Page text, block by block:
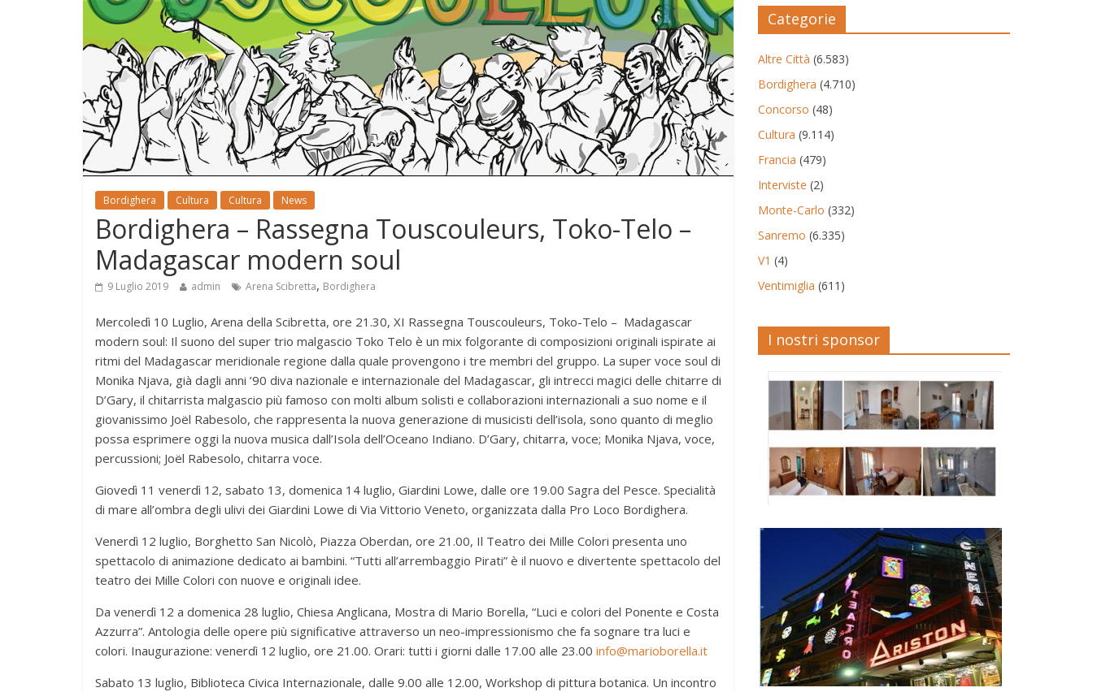
Bordighera Cultura Cultura News
Bordighera – Rassegna Touscouleurs, Toko-Telo –
Madagascar modern soul
9 Luglio 2019 admin Arena Scibretta, Bordighera
Mercoledì 10 Luglio, Arena della Scibretta, ore 21.30, XI Rassegna Touscouleurs, Toko-Telo – Madagascar
modern soul: Il suono del super trio malgascio Toko Telo è un mix folgorante di composizioni originali ispirate ai
ritmi del Madagascar meridionale regione dalla quale provengono i tre membri del gruppo. La super voce soul di
Monika Njava, già dagli anni ’90 diva nazionale e internazionale del Madagascar, gli intrecci magici delle chitarre di
D’Gary, il chitarrista malgascio più famoso con molti album solisti e collaborazioni internazionali a suo nome e il
giovanissimo Joël Rabesolo, che rappresenta la nuova generazione di musicisti dell’isola, sono quanto di meglio
possa esprimere oggi la nuova musica dall’Isola dell’Oceano Indiano. D’Gary, chitarra, voce; Monika Njava, voce,
percussioni; Joël Rabesolo, chitarra voce.
Giovedì 11 venerdì 12, sabato 13, domenica 14 luglio, Giardini Lowe, dalle ore 19.00 Sagra del Pesce. Specialità
di mare all’ombra degli ulivi dei Giardini Lowe di Via Vittorio Veneto, organizzata dalla Pro Loco Bordighera.
Venerdì 12 luglio, Borghetto San Nicolò, Piazza Oberdan, ore 21.00, Il Teatro dei Mille Colori presenta uno
spettacolo di animazione dedicato ai bambini. “Tutti all’arrembaggio Pirati” è il nuovo e divertente spettacolo del
teatro dei Mille Colori con nuove e originali idee.
Da venerdì 12 a domenica 28 luglio, Chiesa Anglicana, Mostra di Mario Borella, “Luci e colori del Ponente e Costa
Azzurra”. Antologia delle opere più significative attraverso un neo-impressionismo che fa sognare tra luci e
colori. Inaugurazione: venerdì 12 luglio, ore 21.00. Orari: tutti i giorni dalle 17.00 alle 23.00 info@marioborella.it
Sabato 13 luglio, Biblioteca Civica Internazionale, dalle 9.00 alle 12.00, Workshop di pittura botanica. Un incontro
Categorie
Altre Città (6.583)
Bordighera (4.710)
Concorso (48)
Cultura (9.114)
Francia (479)
Interviste (2)
Monte-Carlo (332)
Sanremo (6.335)
V1 (4)
Ventimiglia (611)
I nostri sponsor